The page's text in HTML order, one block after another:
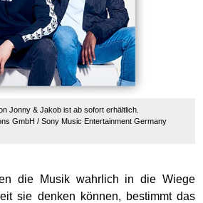
Jonny & Jakob ist ab sofort erhältlich.
GmbH / Sony Music Entertainment Germany
die Musik wahrlich in die Wiege
sie denken können, bestimmt das